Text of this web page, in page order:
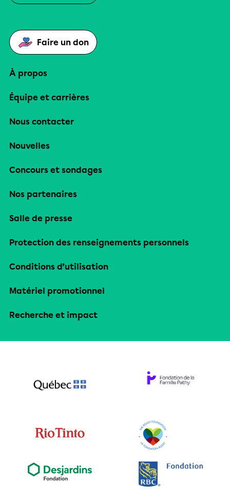
Faire un don
À propos
Équipe et carrières
Nous contacter
Nouvelles
Concours et sondages
Nos partenaires
Salle de presse
Protection des renseignements personnels
Conditions d’utilisation
Matériel promotionnel
Recherche et impact